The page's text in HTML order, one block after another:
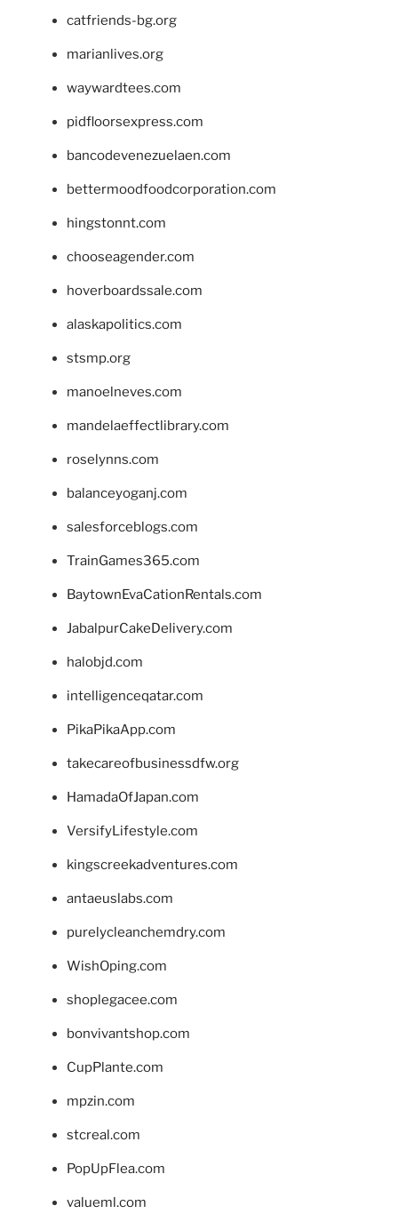
catfriends-bg.org
marianlives.org
waywardtees.com
pidfloorsexpress.com
bancodevenezuelaen.com
bettermoodfoodcorporation.com
hingstonnt.com
chooseagender.com
hoverboardssale.com
alaskapolitics.com
stsmp.org
manoelneves.com
mandelaeffectlibrary.com
roselynns.com
balanceyoganj.com
salesforceblogs.com
TrainGames365.com
BaytownEvaCationRentals.com
JabalpurCakeDelivery.com
halobjd.com
intelligenceqatar.com
PikaPikaApp.com
takecareofbusinessdfw.org
HamadaOfJapan.com
VersifyLifestyle.com
kingscreekadventures.com
antaeuslabs.com
purelycleanchemdry.com
WishOping.com
shoplegacee.com
bonvivantshop.com
CupPlante.com
mpzin.com
stcreal.com
PopUpFlea.com
valueml.com